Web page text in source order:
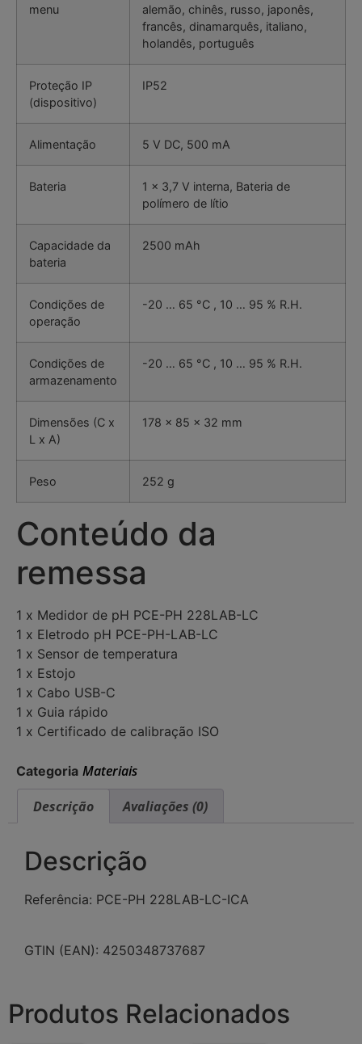
menu
alemão, chinês, russo, japonês,
francês, dinamarquês, italiano,
holandês, português
Proteção IP
(dispositivo)
IP52
Alimentação 5 V DC, 500 mA
Bateria
1 x 3,7 V interna, Bateria de
polímero de lítio
Capacidade da
bateria
2500 mAh
Condições de
operação
-20 … 65 °C , 10 … 95 % R.H.
Condições de
armazenamento
-20 … 65 °C , 10 … 95 % R.H.
Dimensões (C x
L x A)
178 x 85 x 32 mm
Peso 252 g
Conteúdo da
remessa
1 x Medidor de pH PCE-PH 228LAB-LC
1 x Eletrodo pH PCE-PH-LAB-LC
1 x Sensor de temperatura
1 x Estojo
1 x Cabo USB-C
1 x Guia rápido
1 x Certificado de calibração ISO
Categoria Materiais
Descrição
Avaliações (0)
Descrição
Referência: PCE-PH 228LAB-LC-ICA
GTIN (EAN): 4250348737687
Produtos Relacionados